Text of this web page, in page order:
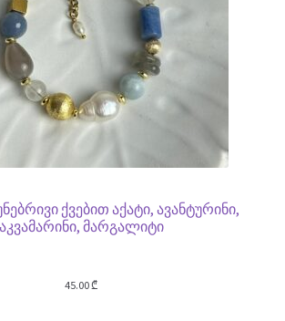
ქვებით აქატი, ავანტურინი,
აკვამარინი, მარგალიტი
45.00₾